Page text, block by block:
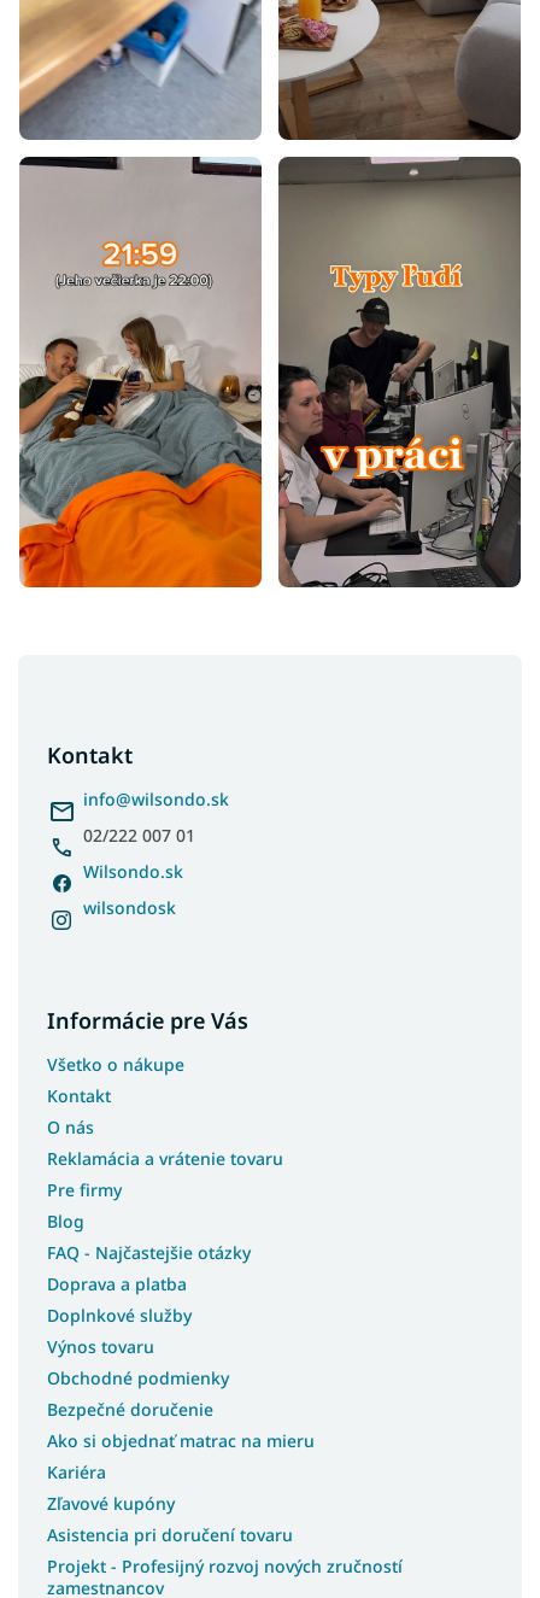
Kontakt
info@wilsondo.sk
02/222 007 01
Wilsondo.sk
wilsondosk
Informácie pre Vás
Všetko o nákupe
Kontakt
O nás
Reklamácia a vrátenie tovaru
Pre firmy
Blog
FAQ - Najčastejšie otázky
Doprava a platba
Doplnkové služby
Výnos tovaru
Obchodné podmienky
Bezpečné doručenie
Ako si objednať matrac na mieru
Kariéra
Zľavové kupóny
Asistencia pri doručení tovaru
Projekt - Profesijný rozvoj nových zručností
zamestnancov